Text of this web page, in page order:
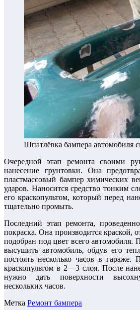
Шпатлёвка бампера автомобиля
Очередной этап ремонта своими
нанесение грунтовки. Она
пластмассовый бампер химических
ударов. Наносится средство тонким
его краскопультом, который перед
тщательно промыть.
Последний этап ремонта,
покраска. Она производится краской,
подобран под цвет всего автомобиля.
высушить автомобиль, обдув его
постоять несколько часов в гараже.
краскопультом в 2—3 слоя. После
нужно дать поверхности
нескольких часов.
Метка Ремонт бампера